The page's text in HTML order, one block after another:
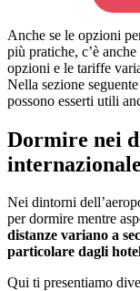
Anche se le opzioni
più pratiche, c’è
opzioni e le tariffe
Nella sezione
possono esserti utili
Dormire nei
Nei dintorni
per dormire mentre
distanze variano a
particolare dagli
Qui ti presentiamo